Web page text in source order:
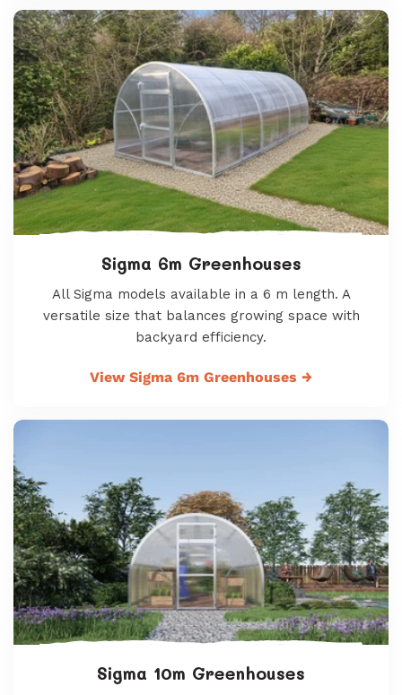
Sigma 6m Greenhouses
All Sigma models available in a 6 m length. A
versatile size that balances growing space with
backyard efficiency.
View Sigma 6m Greenhouses →
Sigma 10m Greenhouses